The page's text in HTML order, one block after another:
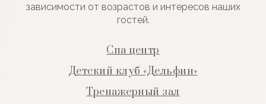
зависимости от возрастов и интересов наших
гостей.
Спа центр
Детский клуб «Дельфин»
Тренажерный зал